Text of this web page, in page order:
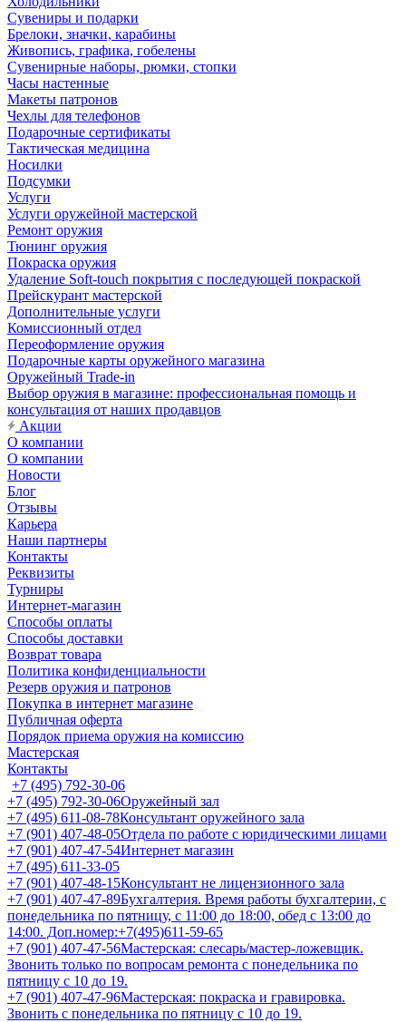
Сувениры и подарки
Брелоки, значки, карабины
Живопись, графика, гобелены
Сувенирные наборы, рюмки, стопки
Часы настенные
Макеты патронов
Чехлы для телефонов
Подарочные сертификаты
Тактическая медицина
Носилки
Подсумки
Услуги
Услуги оружейной мастерской
Ремонт оружия
Тюнинг оружия
Покраска оружия
Удаление Soft-touch покрытия с последующей покраской
Прейскурант мастерской
Дополнительные услуги
Комиссионный отдел
Переоформление оружия
Подарочные карты оружейного магазина
Оружейный Trade-in
Выбор оружия в магазине: профессиональная помощь и
консультация от наших продавцов
Акции
О компании
О компании
Новости
Блог
Отзывы
Карьера
Наши партнеры
Контакты
Реквизиты
Турниры
Интернет-магазин
Способы оплаты
Способы доставки
Возврат товара
Политика конфиденциальности
Резерв оружия и патронов
Покупка в интернет магазине
Публичная оферта
Порядок приема оружия на комиссию
Мастерская
Контакты
+7 (495) 792-30-06
+7 (495) 792-30-06Оружейный зал
+7 (495) 611-08-78Консультант оружейного зала
+7 (901) 407-48-05Отдела по работе с юридическими лицами
+7 (901) 407-47-54Интернет магазин
+7 (495) 611-33-05
+7 (901) 407-48-15Консультант не лицензионного зала
+7 (901) 407-47-89Бухгалтерия. Время работы бухгалтерии, с
понедельника по пятницу, с 11:00 до 18:00, обед с 13:00 до
14:00. Доп.номер:+7(495)611-59-65
+7 (901) 407-47-56Мастерская: слесарь/мастер-ложевщик.
Звонить только по вопросам ремонта с понедельника по
пятницу с 10 до 19.
+7 (901) 407-47-96Мастерская: покраска и гравировка.
Звонить с понедельника по пятницу с 10 до 19.